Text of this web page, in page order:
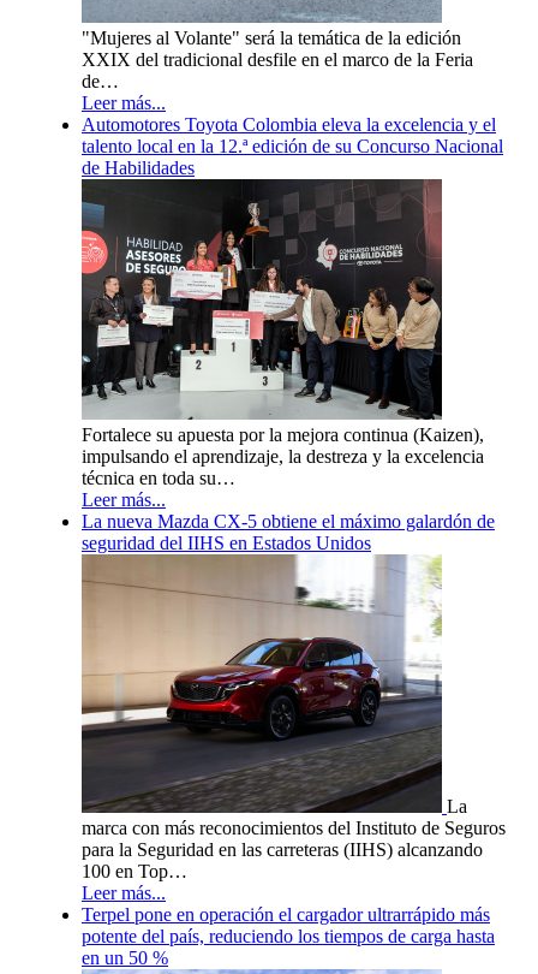
"Mujeres al Volante" será la temática de la edición
XXIX del tradicional desfile en el marco de la Feria
de…
Leer más...
Automotores Toyota Colombia eleva la excelencia y el
talento local en la 12.ª edición de su Concurso Nacional
de Habilidades
Fortalece su apuesta por la mejora continua (Kaizen),
impulsando el aprendizaje, la destreza y la excelencia
técnica en toda su…
Leer más...
La nueva Mazda CX-5 obtiene el máximo galardón de
seguridad del IIHS en Estados Unidos
La
marca con más reconocimientos del Instituto de Seguros
para la Seguridad en las carreteras (IIHS) alcanzando
100 en Top…
Leer más...
Terpel pone en operación el cargador ultrarrápido más
potente del país, reduciendo los tiempos de carga hasta
en un 50 %